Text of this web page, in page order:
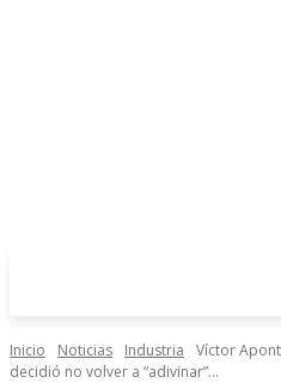
Inicio Noticias Industria
Víctor
decidió no volver a “adivinar”...